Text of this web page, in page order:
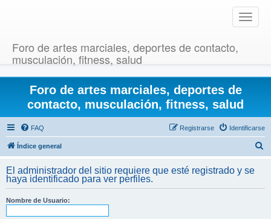
T
o
e
v
i
g
i
o
Foro de artes marciales, deportes de contacto,
musculación, fitness, salud
Foro de artes marciales, deportes de
contacto, musculación, fitness, salud
FAQ Identificarse
Registrarse
Índice general
c
El administrador del sitio requiere que esté registrado y se
haya identificado para ver perfiles.
Nombre de Usuario: